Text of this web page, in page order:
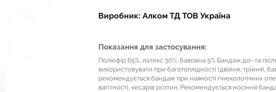
Виробник: Алком ТД ТОВ Україна
Показання для застосування:
Поліефір 65%, латекс 30%, бавовна 5% Бандаж до- та
використовувати при багатоплідності (двійня, трійня),
рекомендується бандаж при наяності гінекологічних
вагітності, кесарів розтин. Рекомендується носіння